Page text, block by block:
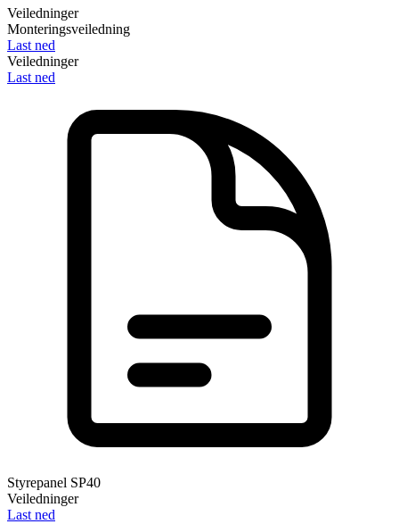
Veiledninger
Monteringsveiledning
Last ned
Veiledninger
Last ned
Styrepanel SP40
Veiledninger
Last ned